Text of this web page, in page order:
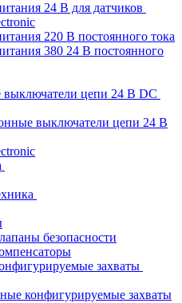
24 В для датчиков
220 В постоянного тока
380 24 В постоянного
выключатели цепи 24 В DC
выключатели цепи 24 В
безопасности
захваты
конфигурируемые захваты